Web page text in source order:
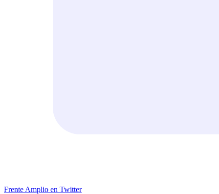
Frente Amplio en Twitter